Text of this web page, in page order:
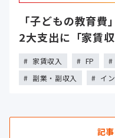
「子どもの教育
2大支出に「家賃
家賃収入 FP
副業・副収入
イ
記